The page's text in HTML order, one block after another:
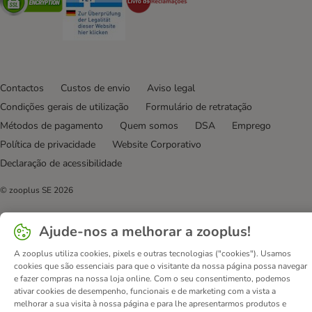
Contactos Custos de envio
Aviso legal
Condições gerais de utilização
Formulário de retratação
Métodos de pagamento
Quem somos DSA
Emprego
Política de privacidade
Website Corporativo
Declaração de acessibilidade
© zooplus SE 2026
Ajude-nos a melhorar a zooplus!
A zooplus utiliza cookies, pixels e outras tecnologias ("cookies"). Usamos
cookies que são essenciais para que o visitante da nossa página possa navegar
e fazer compras na nossa loja online. Com o seu consentimento, podemos
ativar cookies de desempenho, funcionais e de marketing com a vista a
melhorar a sua visita à nossa página e para lhe apresentarmos produtos e